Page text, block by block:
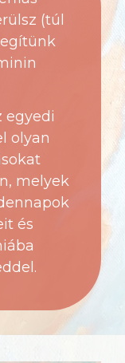
(túl
egyedi
olyan
melyek
és